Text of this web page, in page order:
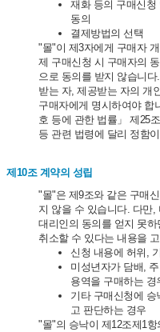
재화 등의 구매신청
동의
결제방법의 선택
"몰"이 제3자에게 구매자
제 구매신청 시 구매자의
으로 동의를 받지 않습니
받는 자, 제공받는 자의 개
구매자에게 명시하여야 합
호 등에 관한 법률」 제25
등 관련 법령에 달리 정함
제10조 계약의 성립
"몰"은 제9조와 같은 구매
지 않을 수 있습니다. 다만
대리인의 동의를 얻지 못
취소할 수 있다는 내용을
신청 내용에 허위,
미성년자가 담배,
용역을 구매하는 경
기타 구매신청에
고 판단하는 경우
"몰"의 승낙이 제12조제1